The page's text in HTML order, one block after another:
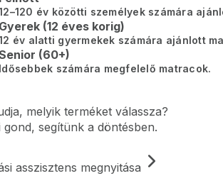
év közötti személyek számára
Gyerek (12 éves korig)
év alatti gyermekek számára ajánlott
(60+)
Idősebbek számára megfelelő matracok.
melyik terméket válassza?
gond, segítünk a döntésben.
asszisztens megnyitása